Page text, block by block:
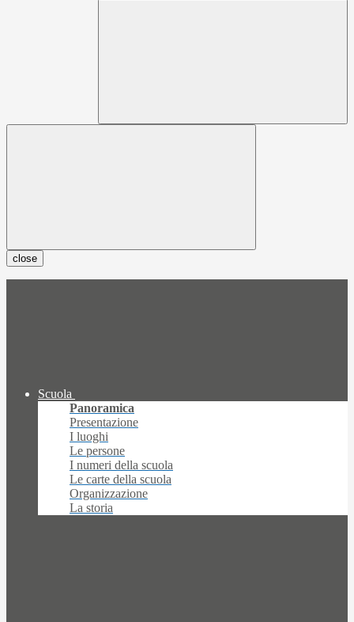
close
Scuola
Panoramica
Presentazione
I luoghi
Le persone
I numeri della scuola
Le carte della scuola
Organizzazione
La storia